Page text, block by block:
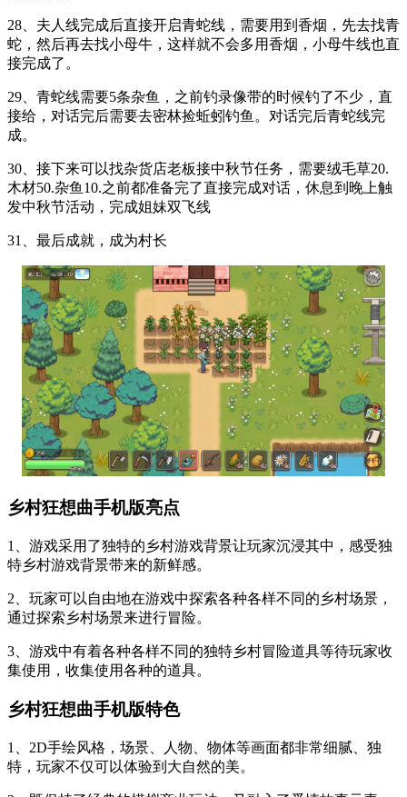
28、夫人线完成后直接开启青蛇线，需要用到香烟，先去找青
蛇，然后再去找小母牛，这样就不会多用香烟，小母牛线也直
接完成了。
29、青蛇线需要5条杂鱼，之前钓录像带的时候钓了不少，直
接给，对话完后需要去密林捡蚯蚓钓鱼。对话完后青蛇线完
成。
30、接下来可以找杂货店老板接中秋节任务，需要绒毛草20.
木材50.杂鱼10.之前都准备完了直接完成对话，休息到晚上触
发中秋节活动，完成姐妹双飞线
31、最后成就，成为村长
乡村狂想曲手机版亮点
1、游戏采用了独特的乡村游戏背景让玩家沉浸其中，感受独
特乡村游戏背景带来的新鲜感。
2、玩家可以自由地在游戏中探索各种各样不同的乡村场景，
通过探索乡村场景来进行冒险。
3、游戏中有着各种各样不同的独特乡村冒险道具等待玩家收
集使用，收集使用各种的道具。
乡村狂想曲手机版特色
1、2D手绘风格，场景、人物、物体等画面都非常细腻、独
特，玩家不仅可以体验到大自然的美。